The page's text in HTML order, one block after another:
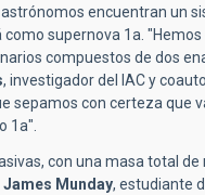
encuentran un
supernova 1a.
compuestos de dos
, investigador del IAC y
sepamos con certeza que
1a".
con una masa total de
James Munday, estudiante